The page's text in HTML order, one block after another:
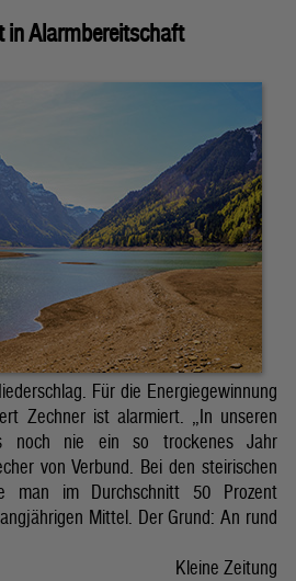
Alarmbereitschaft
Für die Energiegewinnung
Zechner ist alarmiert. „In unseren
noch nie ein so trockenes Jahr
von Verbund. Bei den steirischen
man im Durchschnitt 50 Prozent
Mittel. Der Grund: An rund
Kleine Zeitung